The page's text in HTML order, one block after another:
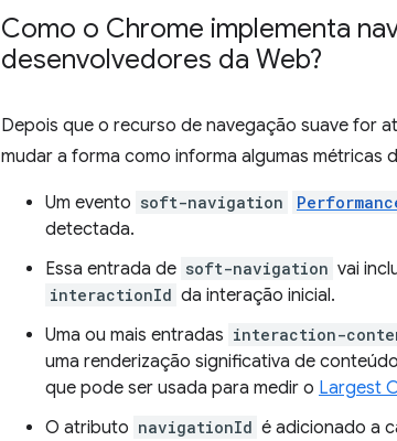
Como o Chrome implementa
desenvolvedores da Web?
Depois que o recurso de navegação suave for
mudar a forma como informa algumas métricas
Um evento soft-navigation
detectada.
Essa entrada de soft-navigation vai
interactionId da interação inicial.
Uma ou mais entradas interaction-
uma renderização significativa de
que pode ser usada para medir o Largest
O atributo navigationId é adicionado a